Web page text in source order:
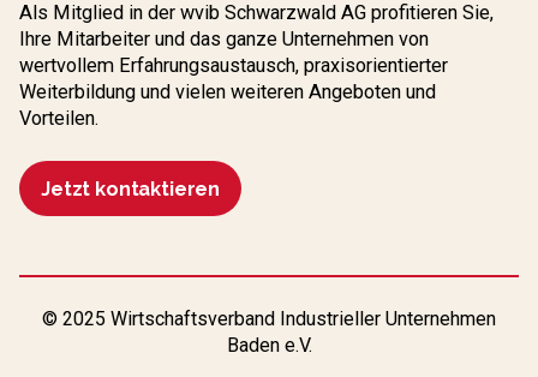
Als Mitglied in der wvib Schwarzwald AG profitieren Sie,
Ihre Mitarbeiter und das ganze Unternehmen von
wertvollem Erfahrungs­austausch, praxisorientierter
Weiterbildung und vielen weiteren Angeboten und
Vorteilen.
Jetzt kontaktieren
© 2025 Wirtschaftsverband Industrieller Unternehmen
Baden e.V.